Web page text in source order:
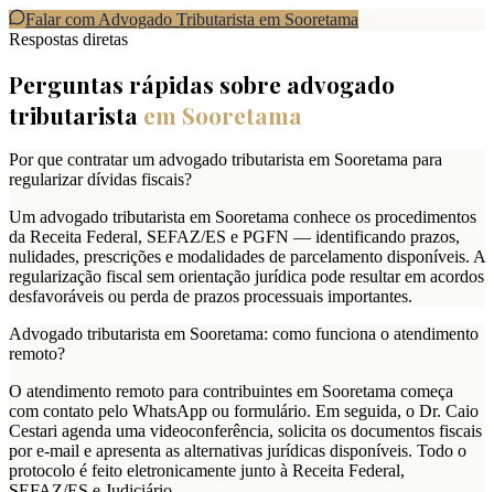
Falar com Advogado Tributarista em Sooretama
Respostas diretas
Perguntas rápidas sobre advogado
tributarista em Sooretama
Por que contratar um advogado tributarista em Sooretama para
regularizar dívidas fiscais?
Um advogado tributarista em Sooretama conhece os procedimentos
da Receita Federal, SEFAZ/ES e PGFN — identificando prazos,
nulidades, prescrições e modalidades de parcelamento disponíveis. A
regularização fiscal sem orientação jurídica pode resultar em acordos
desfavoráveis ou perda de prazos processuais importantes.
Advogado tributarista em Sooretama: como funciona o atendimento
remoto?
O atendimento remoto para contribuintes em Sooretama começa
com contato pelo WhatsApp ou formulário. Em seguida, o Dr. Caio
Cestari agenda uma videoconferência, solicita os documentos fiscais
por e-mail e apresenta as alternativas jurídicas disponíveis. Todo o
protocolo é feito eletronicamente junto à Receita Federal,